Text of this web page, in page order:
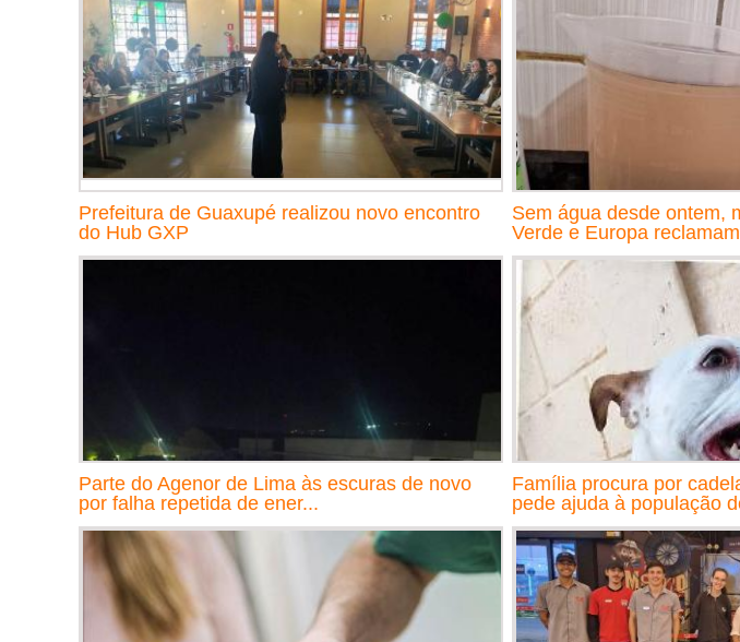
Prefeitura de Guaxupé realizou novo encontro
do Hub GXP
Sem água desde ontem,
Verde e Europa
Parte do Agenor de Lima às escuras de novo
por falha repetida de ener...
Família procura por
pede ajuda à população